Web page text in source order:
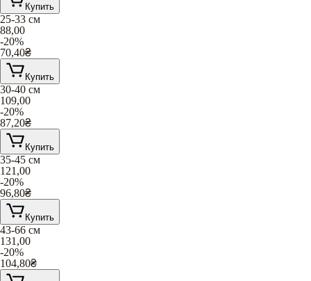
Купить
25-33 см
88,00
-20%
70,40₴
Купить
30-40 cм
109,00
-20%
87,20₴
Купить
35-45 см
121,00
-20%
96,80₴
Купить
43-66 см
131,00
-20%
104,80₴